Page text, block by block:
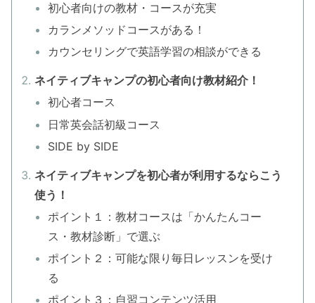
初心者向けの教材・コースが充実
カランメソッドコースがある！
カウンセリングで英語学習の相談ができる
ネイティブキャンプの初心者向け教材紹介！
初心者コース
日常英会話初級コース
SIDE by SIDE
ネイティブキャンプを初心者が利用するならこう
使う！
ポイント１：教材コースは「かんたんコー
ス・教材診断」で選ぶ
ポイント２：可能な限り毎日レッスンを受け
る
ポイント３：自習コンテンツ活用